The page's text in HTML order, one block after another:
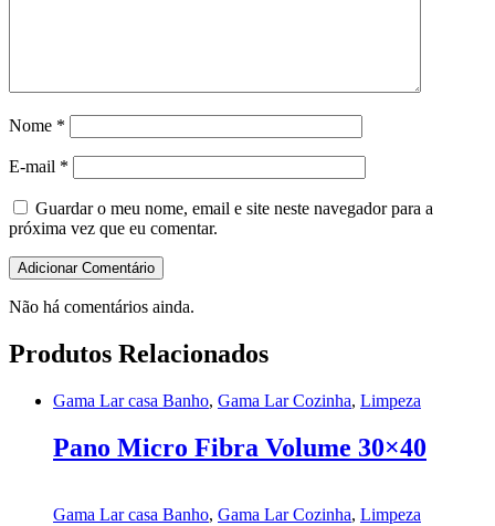
Nome *
E-mail *
Guardar o meu nome, email e site neste navegador para a
próxima vez que eu comentar.
Não há comentários ainda.
Produtos Relacionados
Gama Lar casa Banho, Gama Lar Cozinha, Limpeza
Pano Micro Fibra Volume 30×40
Gama Lar casa Banho, Gama Lar Cozinha, Limpeza